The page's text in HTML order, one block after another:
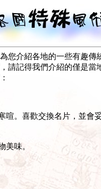
您介紹各地的一些有趣
請記得我們介紹的僅是
喧。喜歡交換名片，並會
美味。